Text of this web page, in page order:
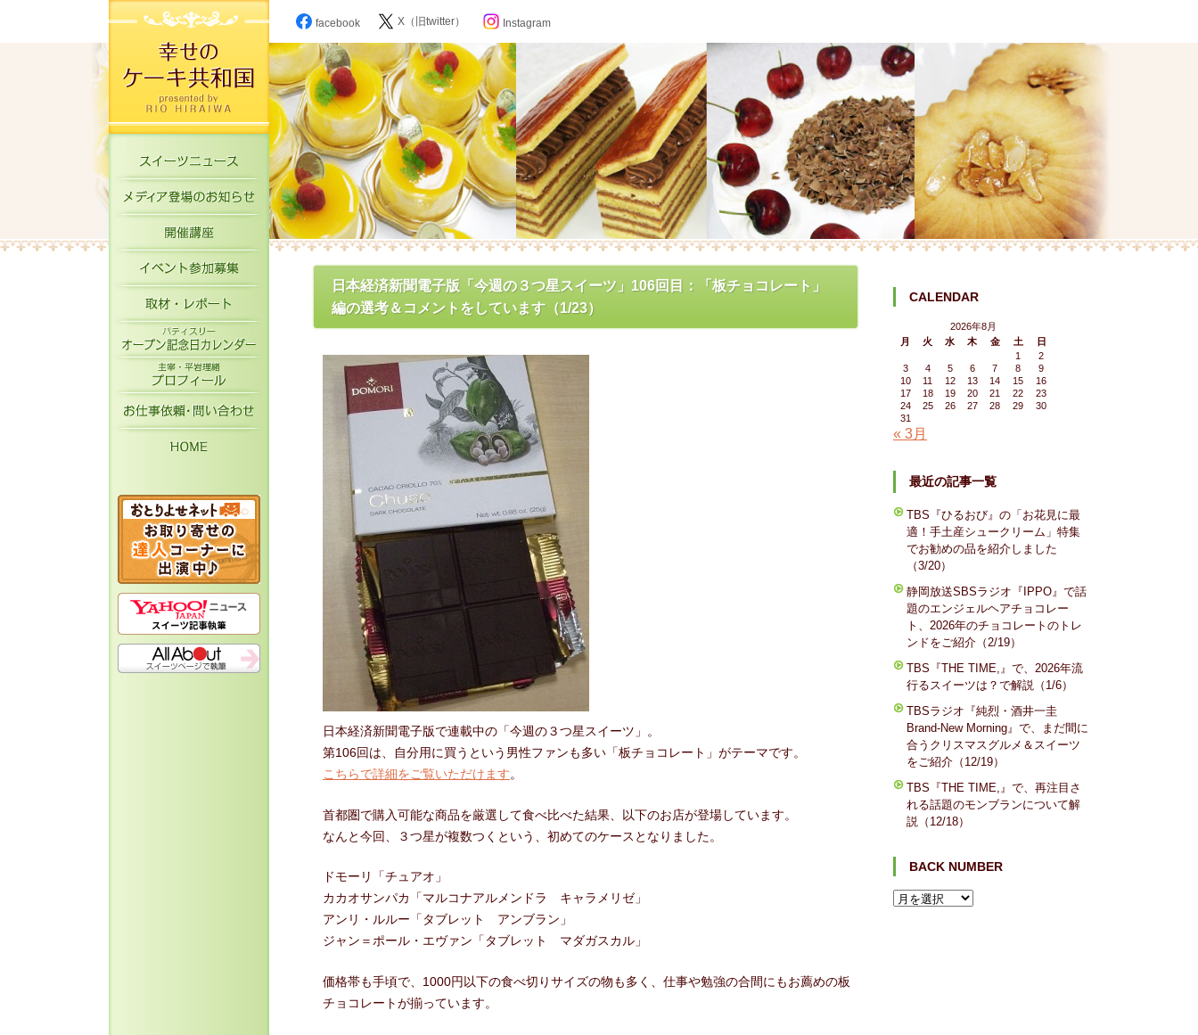
スイーツニュース
メディア登場のお知らせ
開催講座
イベント参加募集
取材・レポート
パティスリーオープン記念日カレンダー
主宰・平岩理緒プロフィール
お仕事依頼・お問い合わせ
facebook X（旧twitter） Instagram
日本経済新聞電子版「今週の３つ星スイーツ」106回目：「板チョコレート」
編の選考＆コメントをしています（1/23）
日本経済新聞電子版で連載中の「今週の３つ星スイーツ」。
第106回は、自分用に買うという男性ファンも多い「板チョコレート」がテーマです。
こちらで詳細をご覧いただけます。
首都圏で購入可能な商品を厳選して食べ比べた結果、以下のお店が登場しています。
なんと今回、３つ星が複数つくという、初めてのケースとなりました。
ドモーリ「チュアオ」
カカオサンパカ「マルコナアルメンドラ キャラメリゼ」
アンリ・ルルー「タブレット アンブラン」
ジャン＝ポール・エヴァン「タブレット マダガスカル」
価格帯も手頃で、1000円以下の食べ切りサイズの物も多く、仕事や勉強の合間にもお薦めの板
チョコレートが揃っています。
CALENDAR
2026年8月
月
火 水 木 金 土
日
1
2
3
4 5 6 7 8
9
10
11 12 13 14 15
16
17
18 19 20 21 22
23
24
25 26 27 28 29
30
31
« 3月
最近の記事一覧
TBS『ひるおび』の「お花見に最
適！手土産シュークリーム」特集
でお勧めの品を紹介しました
（3/20）
静岡放送SBSラジオ『IPPO』で話
題のエンジェルヘアチョコレー
ト、2026年のチョコレートのトレ
ンドをご紹介（2/19）
TBS『THE TIME,』で、2026年流
行るスイーツは？で解説（1/6）
TBSラジオ『純烈・酒井一圭
Brand-New Morning』で、まだ間に
合うクリスマスグルメ＆スイーツ
をご紹介（12/19）
TBS『THE TIME,』で、再注目さ
れる話題のモンブランについて解
説（12/18）
BACK NUMBER